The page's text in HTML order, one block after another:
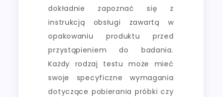
dokładnie zapoznać się z
instrukcją obsługi zawartą w
opakowaniu produktu przed
przystąpieniem do badania.
Każdy rodzaj testu może mieć
swoje specyficzne wymagania
dotyczące pobierania próbki czy